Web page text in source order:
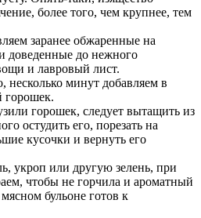
более того, чем крупнее, тем
заранее обжаренные на
доведенные до нежного
и лавровый лист.
несколько минут добавляем в
горошек.
горошек, следует вытащить из
остудить его, порезать на
кусочки и вернуть его
укроп или другую зелень, при
чтобы не горчила и ароматный
бульоне готов к